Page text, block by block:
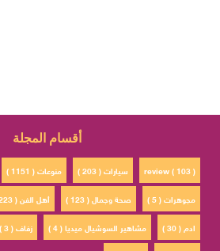
أقسام المجلة
منوعات ( 1151 ) سيارات ( 203 )
review ( 103 )
أهل الفن ( 223 ) صحة وجمال ( 123 )
مجوهرات ( 5 )
زفاف ( 3 ) مشاهير السوشيال ميديا ( 4 )
ادم ( 30 )